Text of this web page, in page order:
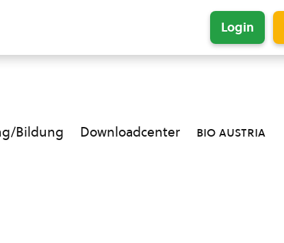
Login
Bildung Downloadcenter bio austria